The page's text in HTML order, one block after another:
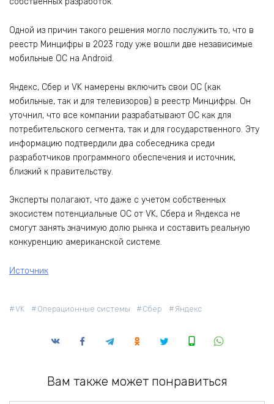
Одной из причин такого решения могло послужить то, что в
реестр Минцифры в 2023 году уже вошли две независимые
мобильные ОС на Android.
Яндекс, Сбер и VK намерены включить свои ОС (как
мобильные, так и для телевизоров) в реестр Минцифры. Он
уточнил, что все компании разрабатывают ОС как для
потребительского сегмента, так и для государственного. Эту
информацию подтвердили два собеседника среди
разработчиков программного обеспечения и источник,
близкий к правительству.
Эксперты полагают, что даже с учетом собственных
экосистем потенциальные ОС от VK, Сбера и Яндекса не
смогут занять значимую долю рынка и составить реальную
конкуренцию американской системе.
Источник
VK Операционные системы Сбер Яндекс
Вам также может понравиться